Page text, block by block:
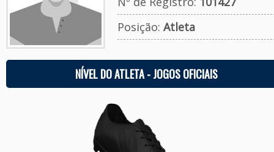
Posição: Atleta
NÍVEL DO ATLETA - JOGOS OFICIAIS